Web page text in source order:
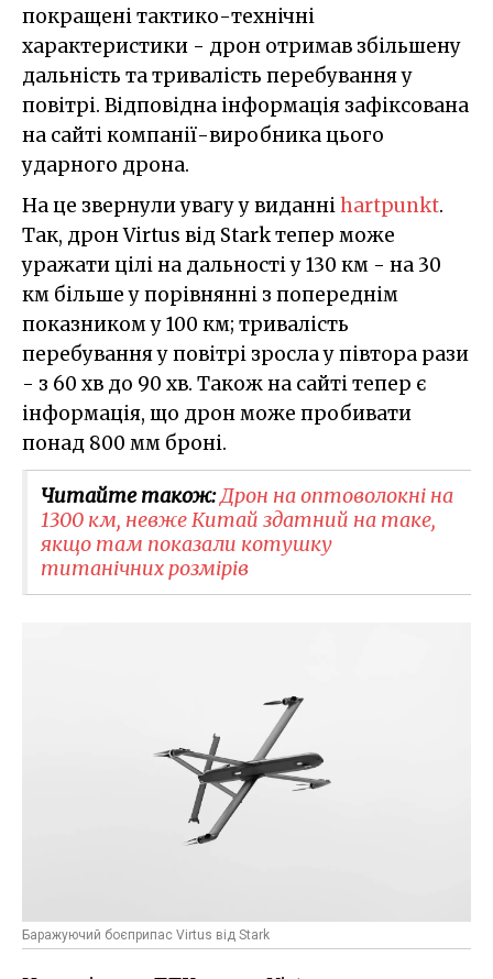
покращені тактико-технічні
характеристики - дрон отримав збільшену
дальність та тривалість перебування у
повітрі. Відповідна інформація зафіксована
на сайті компанії-виробника цього
ударного дрона.
На це звернули увагу у виданніhartpunkt.
Так, дрон Virtus від Stark тепер може
уражати цілі на дальності у 130 км - на 30
км більше у порівнянні з попереднім
показником у 100 км; тривалість
перебування у повітрі зросла у півтора рази
- з 60 хв до 90 хв. Також на сайті тепер є
інформація, що дрон може пробивати
понад 800 мм броні.
Читайте також:Дрон на оптоволокні на
1300 км, невже Китай здатний на таке,
якщо там показали котушку
титанічних розмірів
Баражуючий боєприпас Virtus від Stark